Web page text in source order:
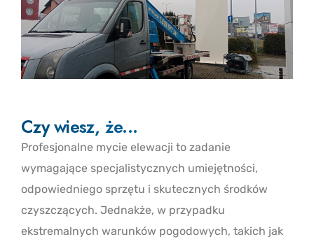
Czy wiesz, że...
Profesjonalne mycie elewacji to zadanie
wymagające specjalistycznych umiejętności,
odpowiedniego sprzętu i skutecznych środków
czyszczących. Jednakże, w przypadku
ekstremalnych warunków pogodowych, takich jak